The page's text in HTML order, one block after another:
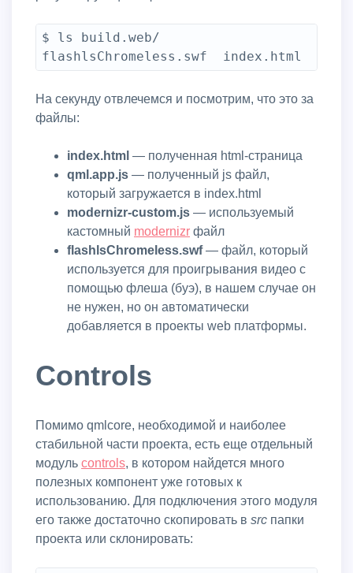
$ ls build.web/
На секунду отвлечемся и посмотрим, что это за
файлы:
index.html — полученная html-страница
qml.app.js — полученный js файл,
который загружается в index.html
modernizr-custom.js — используемый
кастомный modernizr файл
flashlsChromeless.swf— файл, который
используется для проигрывания видео с
помощью флеша (буэ), в нашем случае он
не нужен, но он автоматически
добавляется в проекты web платформы.
Controls
Помимо qmlcore, необходимой и наиболее
стабильной части проекта, есть еще отдельный
модуль controls, в котором найдется много
полезных компонент уже готовых к
использованию. Для подключения этого модуля
его также достаточно скопировать в src папки
проекта или склонировать: